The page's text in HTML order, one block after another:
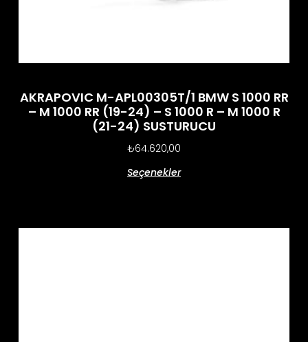
AKRAPOVIC M-APL00305T/1 BMW S 1000 RR
– M 1000 RR (19-24) – S 1000 R – M 1000 R
(21-24) SUSTURUCU
₺64.620,00
Seçenekler